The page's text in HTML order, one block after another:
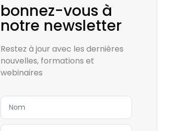
bonnez-vous à
notre newsletter
Restez à jour avec les dernières
nouvelles, formations et
webinaires